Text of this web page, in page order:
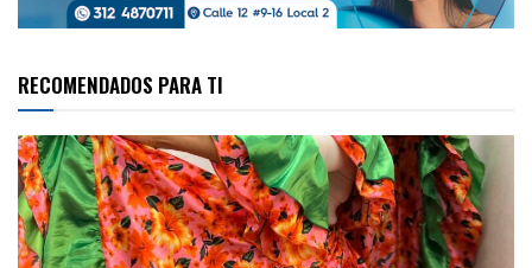
RECOMENDADOS PARA TI